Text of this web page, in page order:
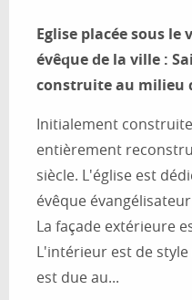
Eglise placée sous
évêque de la ville :
construite au milieu
Initialement
entièrement
siècle. L'église est
évêque
La façade extérieure
L'intérieur est de
est due au...